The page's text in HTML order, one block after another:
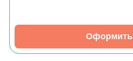
Оформить